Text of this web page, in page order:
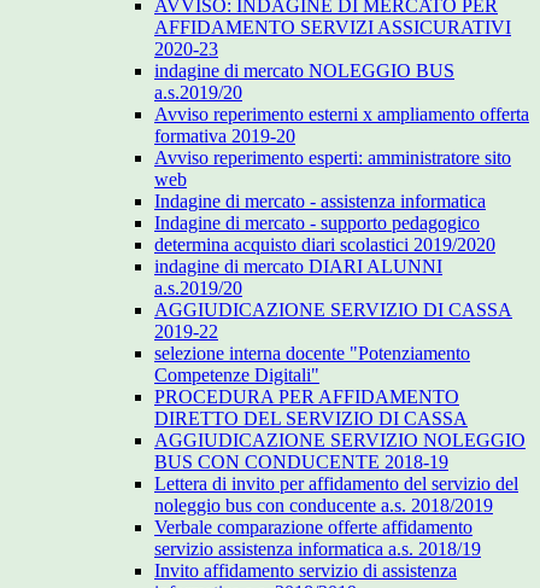
AVVISO: INDAGINE DI MERCATO PER
AFFIDAMENTO SERVIZI ASSICURATIVI
2020-23
indagine di mercato NOLEGGIO BUS
a.s.2019/20
Avviso reperimento esterni x ampliamento offerta
formativa 2019-20
Avviso reperimento esperti: amministratore sito
web
Indagine di mercato - assistenza informatica
Indagine di mercato - supporto pedagogico
determina acquisto diari scolastici 2019/2020
indagine di mercato DIARI ALUNNI
a.s.2019/20
AGGIUDICAZIONE SERVIZIO DI CASSA
2019-22
selezione interna docente "Potenziamento
Competenze Digitali"
PROCEDURA PER AFFIDAMENTO
DIRETTO DEL SERVIZIO DI CASSA
AGGIUDICAZIONE SERVIZIO NOLEGGIO
BUS CON CONDUCENTE 2018-19
Lettera di invito per affidamento del servizio del
noleggio bus con conducente a.s. 2018/2019
Verbale comparazione offerte affidamento
servizio assistenza informatica a.s. 2018/19
Invito affidamento servizio di assistenza